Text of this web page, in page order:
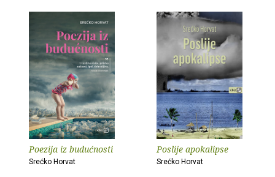
Poezija iz budućnosti
Srećko Horvat
Poslije apokalipse
Srećko Horvat